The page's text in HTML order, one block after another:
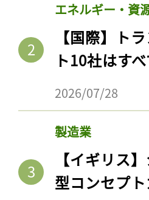
エネルギー・資
【国際】ト
ト10社はす
2026/07/28
製造業
【イギリス
型コンセプ